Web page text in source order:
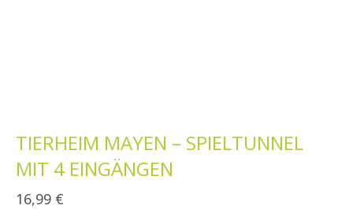
TIERHEIM MAYEN – SPIELTUNNEL
MIT 4 EINGÄNGEN
16,99 €